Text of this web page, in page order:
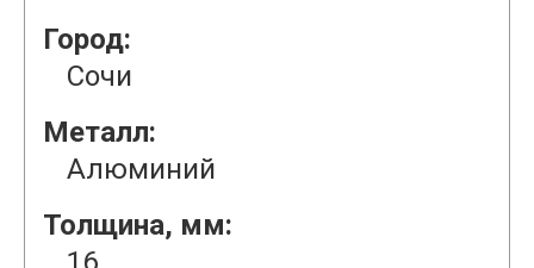
Город:
Сочи
Металл:
Алюминий
Толщина, мм: